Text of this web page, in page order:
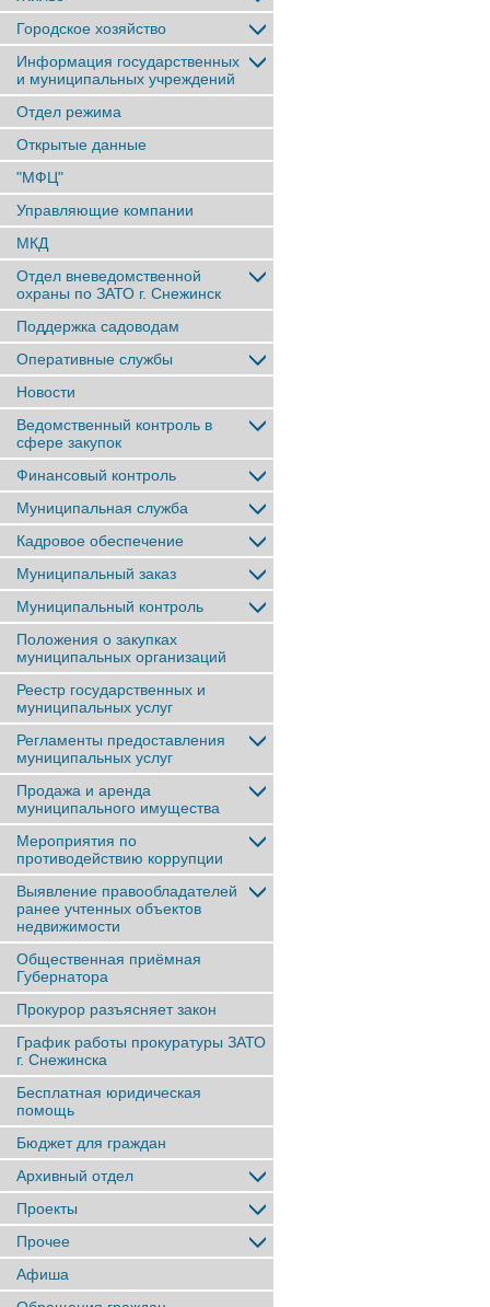
Городское хозяйство
Информация государственных
и муниципальных учреждений
Отдел режима
Открытые данные
"МФЦ"
Управляющие компании
МКД
Отдел вневедомственной
охраны по ЗАТО г. Снежинск
Поддержка садоводам
Оперативные службы
Новости
Ведомственный контроль в
сфере закупок
Финансовый контроль
Муниципальная служба
Кадровое обеспечение
Муниципальный заказ
Муниципальный контроль
Положения о закупках
муниципальных организаций
Реестр государственных и
муниципальных услуг
Регламенты предоставления
муниципальных услуг
Продажа и аренда
муниципального имущества
Мероприятия по
противодействию коррупции
Выявление правообладателей
ранее учтенныx объектов
недвижимости
Общественная приёмная
Губернатора
Прокурор разъясняет закон
График работы прокуратуры ЗАТО
г. Снежинска
Бесплатная юридическая
помощь
Бюджет для граждан
Архивный отдел
Проекты
Прочее
Афиша